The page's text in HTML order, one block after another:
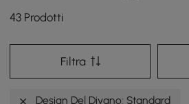
43 Prodotti
Filtra
Design Del Divano: Standard